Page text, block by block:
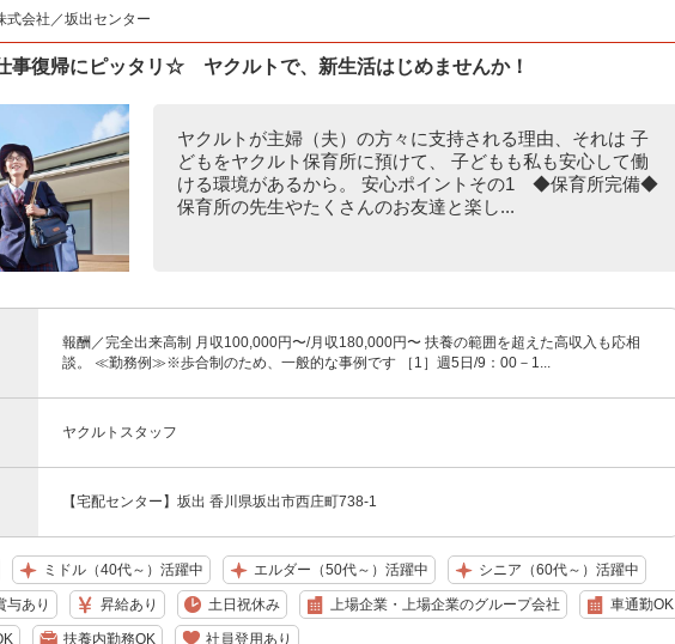
式会社／坂出センター
事復帰にピッタリ☆ ヤクルトで、新生活はじめませんか！
ヤクルトが主婦（夫）の方々に支持される理由、それは 子
どもをヤクルト保育所に預けて、 子どもも私も安心して働
ける環境があるから。 安心ポイントその1 ◆保育所完備◆
保育所の先生やたくさんのお友達と楽し...
報酬／完全出来高制 月収100,000円〜/月収180,000円〜 扶養の範囲を超えた高収入も応相
談。 ≪勤務例≫※歩合制のため、一般的な事例です ［1］週5日/9：00－1...
ヤクルトスタッフ
【宅配センター】坂出 香川県坂出市西庄町738-1
ミドル（40代～）活躍中 エルダー（50代～）活躍中 シニア（60代～）活躍中
与あり 昇給あり 土日祝休み 上場企業・上場企業のグループ会社 車通勤OK
扶養内勤務OK 社員登用あり